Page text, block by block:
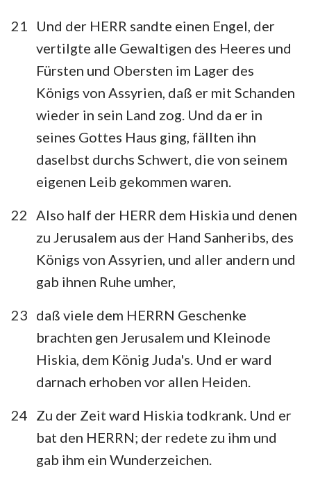
21
Und der HERR sandte einen Engel, der
vertilgte alle Gewaltigen des Heeres und
Fürsten und Obersten im Lager des
Königs von Assyrien, daß er mit Schanden
wieder in sein Land zog. Und da er in
seines Gottes Haus ging, fällten ihn
daselbst durchs Schwert, die von seinem
eigenen Leib gekommen waren.
22
Also half der HERR dem Hiskia und denen
zu Jerusalem aus der Hand Sanheribs, des
Königs von Assyrien, und aller andern und
gab ihnen Ruhe umher,
23 daß viele dem HERRN Geschenke
brachten gen Jerusalem und Kleinode
Hiskia, dem König Juda's. Und er ward
darnach erhoben vor allen Heiden.
24
Zu der Zeit ward Hiskia todkrank. Und er
bat den HERRN; der redete zu ihm und
gab ihm ein Wunderzeichen.